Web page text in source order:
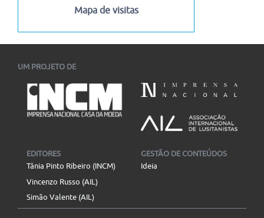
Mapa de visitas
UM PROJETO DE
EDITORES
Tânia Pinto Ribeiro (INCM)
Vincenzo Russo (AIL)
Simão Valente (AIL)
GESTÃO DE CONTEÚDOS
Ideia